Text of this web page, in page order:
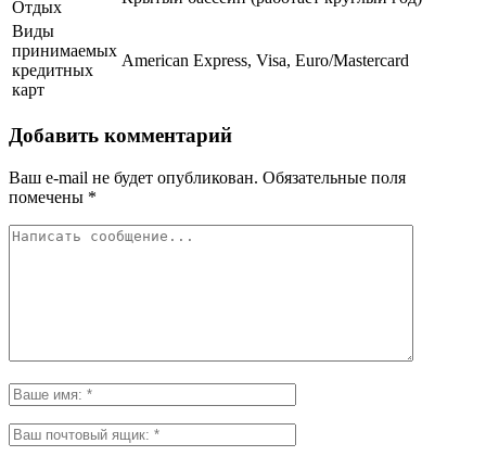
Отдых
Виды
принимаемых
кредитных
карт
American Express, Visa, Euro/Mastercard
Добавить комментарий
Ваш e-mail не будет опубликован. Обязательные поля
помечены *